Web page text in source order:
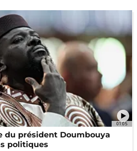
01:05
du président Doumbouya
politiques